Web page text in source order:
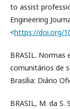
to assist
Engineering
<https://doi.org/
BRASIL. Normas
comunitários de
Brasília: Diário
BRASIL, M. da S.